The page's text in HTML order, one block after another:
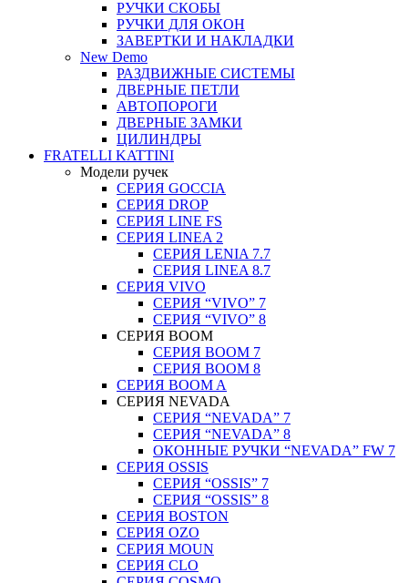
РУЧКИ СКОБЫ
РУЧКИ ДЛЯ ОКОН
ЗАВЕРТКИ И НАКЛАДКИ
New Demo
РАЗДВИЖНЫЕ СИСТЕМЫ
ДВЕРНЫЕ ПЕТЛИ
АВТОПОРОГИ
ДВЕРНЫЕ ЗАМКИ
ЦИЛИНДРЫ
FRATELLI KATTINI
Модели ручек
СЕРИЯ GOCCIA
СЕРИЯ DROP
СЕРИЯ LINE FS
СЕРИЯ LINEA 2
СЕРИЯ LENIA 7.7
СЕРИЯ LINEA 8.7
СЕРИЯ VIVO
СЕРИЯ “VIVO” 7
СЕРИЯ “VIVO” 8
СЕРИЯ ВOOM
СЕРИЯ ВOOM 7
СЕРИЯ ВOOM 8
СЕРИЯ ВOOM A
СЕРИЯ NEVADA
СЕРИЯ “NEVADA” 7
СЕРИЯ “NEVADA” 8
ОКОННЫЕ РУЧКИ “NEVADA” FW 7
СЕРИЯ OSSIS
СЕРИЯ “OSSIS” 7
СЕРИЯ “OSSIS” 8
СЕРИЯ ВOSTON
CЕРИЯ OZO
СЕРИЯ MOUN
СЕРИЯ CLO